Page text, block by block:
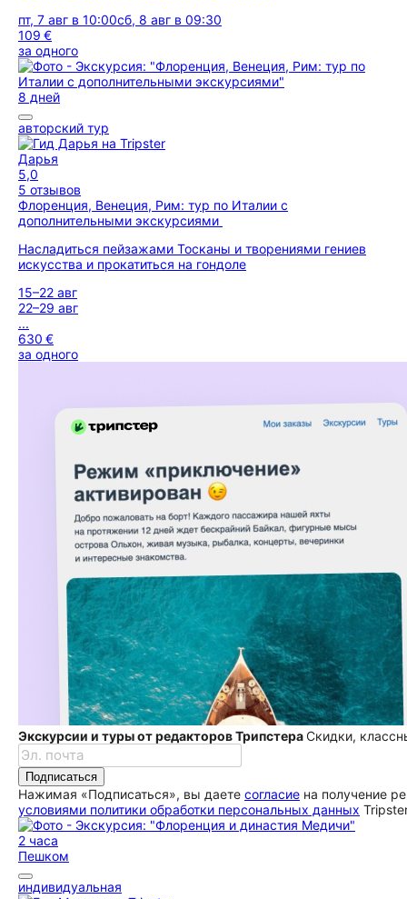
пт, 7 авг в 10:00сб, 8 авг в 09:30
109 €
за одного
8 дней
авторский тур
Дарья
5,0
5 отзывов
Флоренция, Венеция, Рим: тур по Италии с
дополнительными экскурсиями
Насладиться пейзажами Тосканы и творениями гениев
искусства и прокатиться на гондоле
15–22 авг
22–29 авг
...
630 €
за одного
Экскурсии и туры от редакторов ТрипстераСкидки,
Подписаться
Нажимая «Подписаться», вы даете согласие на получение
условиями политики обработки персональных данных
2 часа
Пешком
индивидуальная